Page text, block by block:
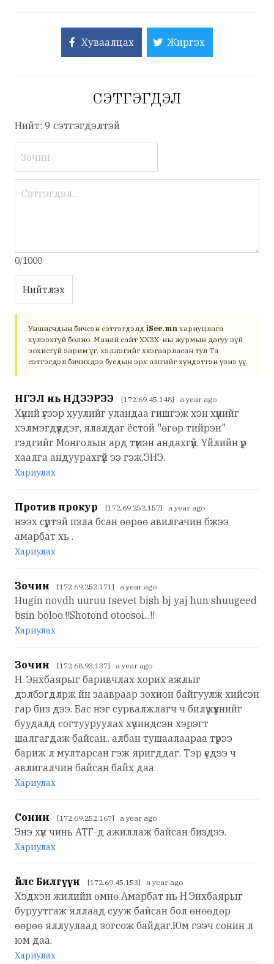
Хуваалцах Жиргэх
СЭТГЭГДЭЛ
Нийт: 9 сэтгэгдэлтэй
0/1000
Нийтлэх
Уншигчдын бичсэн сэтгэгдэлд iSee.mn хариуцлага
хүлээхгүй болно. Манай сайт ХХЗХ-ны журмын дагуу зүй
зохисгүй зарим үг, хэллэгийг хязгаарласан тул Та
сэтгэгдэл бичихдээ бусдын эрх ашгийг хүндэтгэн үзнэ үү.
НҮГЭЛ нь НҮДЭЭРЭЭ [172.69.45.148] a year ago
Хүний үгээр хуулийг уландаа гишгэж хэн хүнийг
хэлмэгдүүлдэг, ялалдаг ёстой "өгөр тийрэн"
гэдгийг Монголын ард түмэн андахгүй. Үйлийн үр
хаалга андуурахгүй ээ гэж,ЭНЭ.
Хариулах
Против прокур [172.69.252.157] a year ago
нээх сүртэй пзла бсан өөрөө авилгачин бжээ
амарбат хь .
Хариулах
Зочин [172.69.252.171] a year ago
Hugin novdh uuruu tsevet bish bj yaj hun shuugeed
bsin boloo.!!Shotond otoosoi...!!
Хариулах
Зочин [172.68.93.137] a year ago
Н. Энхбаярыг баривчлах хорих ажлыг
дэлбэгдлрж йн заавраар зохион байгуулж хийсэн
гар биз дээ. Бас нэг сурвалжлагч ч билүү хүүхнийг
буудалд согтууруулах хүчиндсэн хэрэгт
шалгагдаж байсан.. албан тушаалаараа түрээ
бариж л мултарсан гэж яригддаг. Тэр үедээ ч
авлигалчин байсан байх даа.
Хариулах
Сонин [172.69.252.167] a year ago
Энэ хүн чинь АТГ-д ажиллаж байсан биздээ.
Хариулах
Үйлс Билгүүн [172.69.45.153] a year ago
Хэдхэн жилийн өмнө Амарбат нь Н.Энхбаярыг
буруутгаж яллаад сууж байсан бол өнөөдөр
өөрөө яллуулаад зогсож байдаг.Юм гээч сонин л
юм даа.
Хариулах